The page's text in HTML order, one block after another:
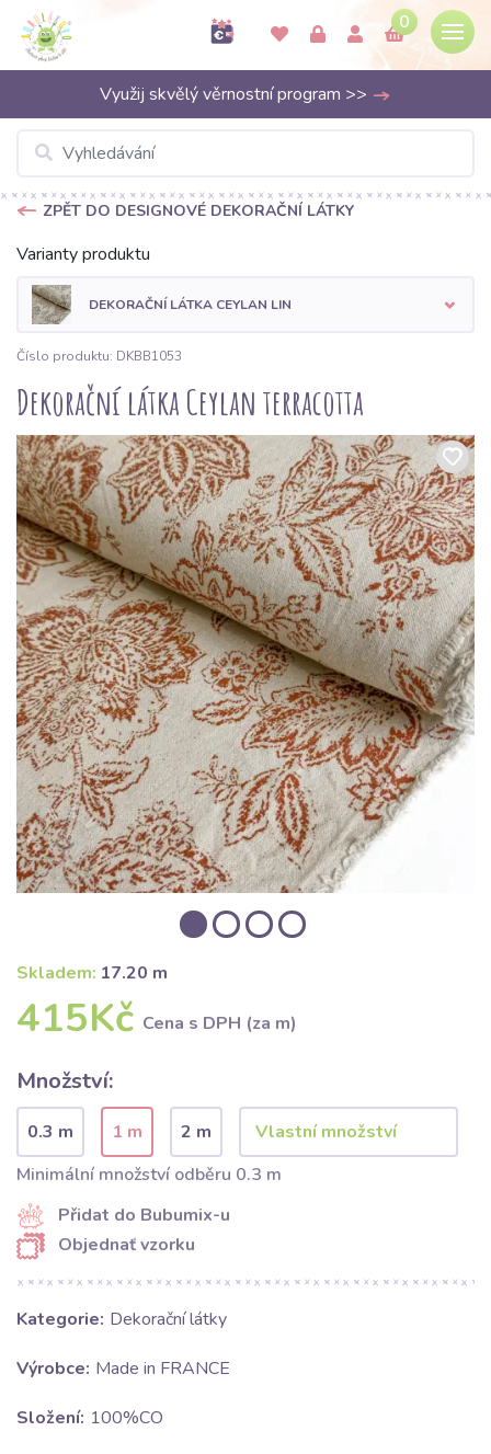
0
Využij skvělý věrnostní program >>
ZPĚT DO DESIGNOVÉ DEKORAČNÍ LÁTKY
Varianty produktu
DEKORAČNÍ LÁTKA CEYLAN LIN
Číslo produktu: DKBB1053
Dekorační látka Ceylan terracotta
Skladem: 17.20 m
415Kč Cena s DPH (za m)
Množství:
0.3 m 1 m
2 m
Minimální množství odběru 0.3 m
Přidat do Bubumix-u
Objednať vzorku
Kategorie: Dekorační látky
Výrobce: Made in FRANCE
Složení: 100%CO